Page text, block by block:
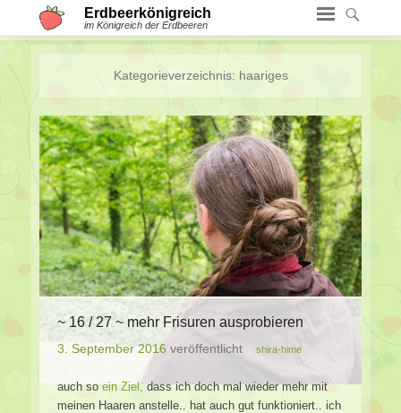
Erdbeerkönigreich
im Königreich der Erdbeeren
Kategorieverzeichnis: haariges
~ 16 / 27 ~ mehr Frisuren ausprobieren
3. September 2016 veröffentlicht shira-hime
auch soein Ziel,dass ich doch mal wieder mehr mit
meinen Haaren anstelle.. hat auch gut funktioniert.. ich